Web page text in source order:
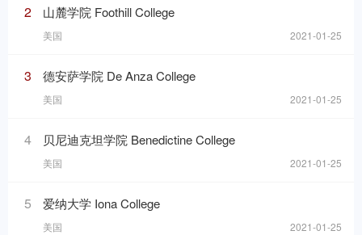
2 山麓学院 Foothill College
美国 2021-01-25
3 德安萨学院 De Anza College
美国 2021-01-25
4 贝尼迪克坦学院 Benedictine College
美国 2021-01-25
5 爱纳大学 Iona College
美国 2021-01-25